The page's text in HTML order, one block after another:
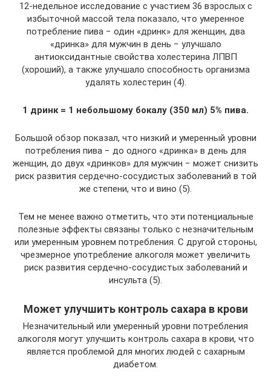
12-недельное исследование с участием 36 взрослых с
избыточной массой тела показало, что умеренное
потребление пива − один «дринк» для женщин, два
«дринка» для мужчин в день − улучшало
антиоксидантные свойства холестерина ЛПВП
(хороший), а также улучшало способность организма
удалять холестерин (4).
1 дринк = 1 небольшому бокалу (350 мл) 5% пива.
Большой обзор показал, что низкий и умеренный уровни
потребления пива − до одного «дринка» в день для
женщин, до двух «дринков» для мужчин − может снизить
риск развития сердечно-сосудистых заболеваний в той
же степени, что и вино (5).
Тем не менее важно отметить, что эти потенциальные
полезные эффекты связаны только с незначительным
или умеренным уровнем потребления. С другой стороны,
чрезмерное употребление алкоголя может увеличить
риск развития сердечно-сосудистых заболеваний и
инсульта (5).
Может улучшить контроль сахара в крови
Незначительный или умеренный уровни потребления
алкоголя могут улучшить контроль сахара в крови, что
является проблемой для многих людей с сахарным
диабетом.